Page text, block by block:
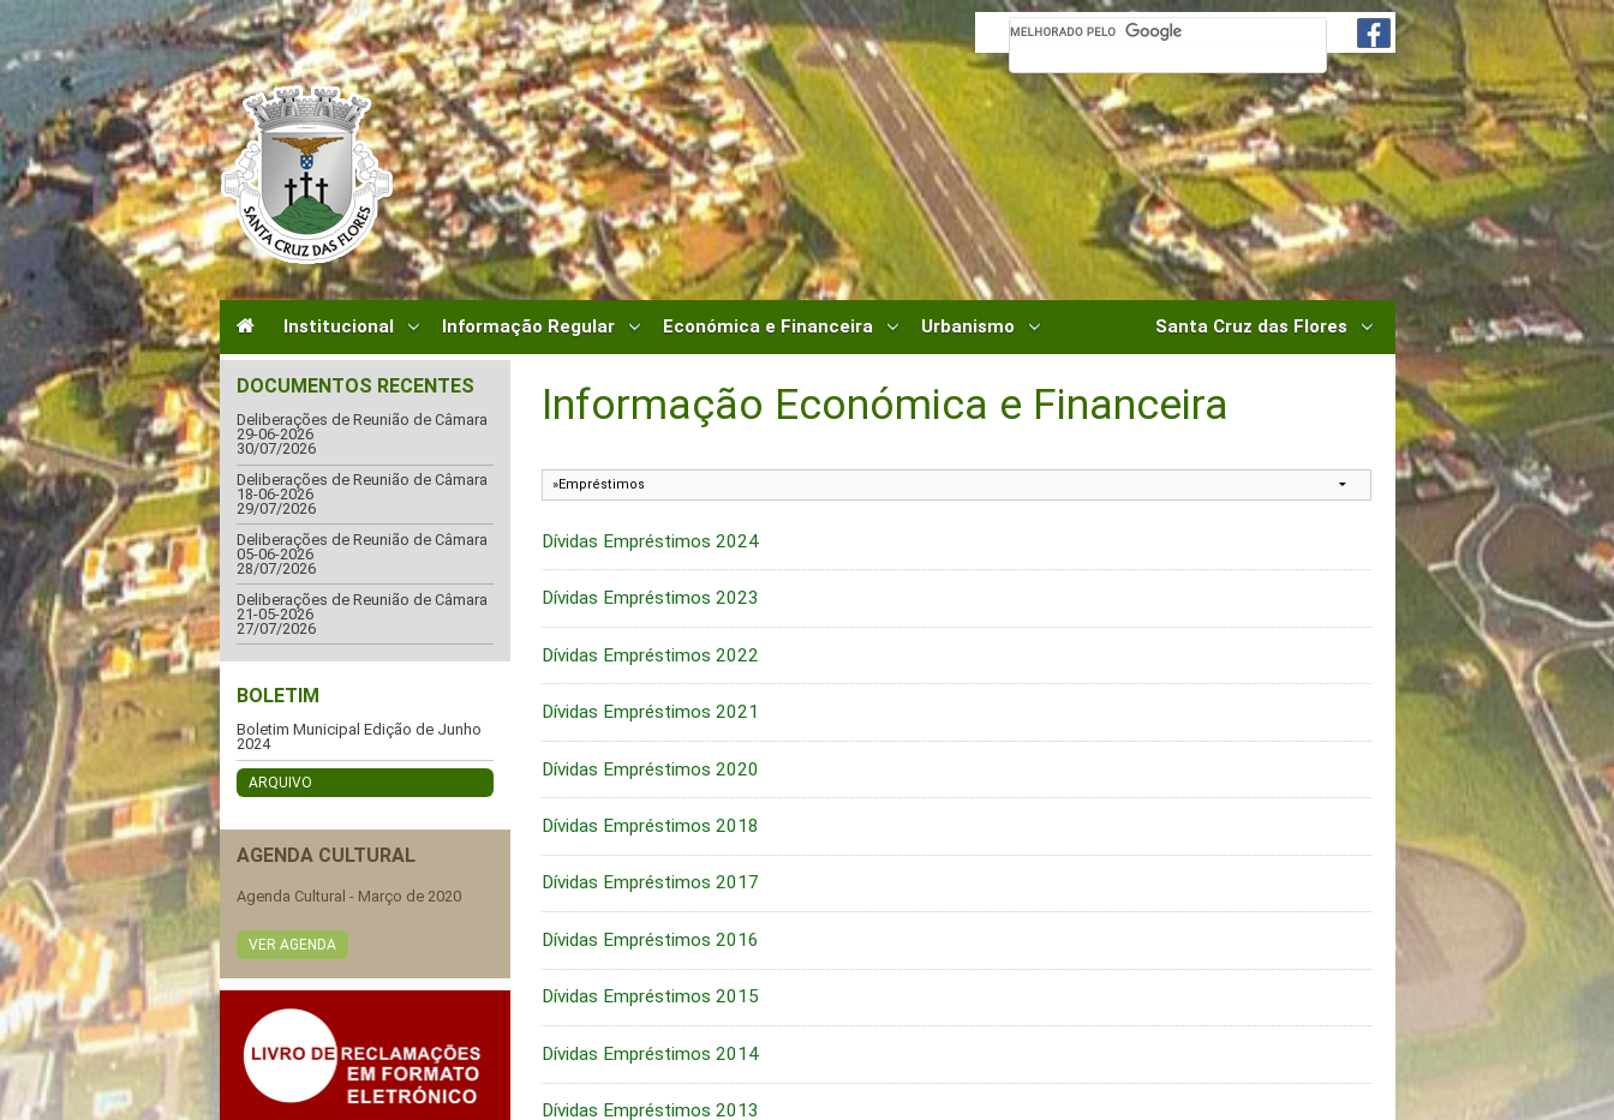
Institucional Informação Regular Económica e Financeira Urbanismo Santa Cruz das Flores
DOCUMENTOS RECENTES
Deliberações de Reunião de Câmara
29-06-2026
30/07/2026
Deliberações de Reunião de Câmara
18-06-2026
29/07/2026
Deliberações de Reunião de Câmara
05-06-2026
28/07/2026
Deliberações de Reunião de Câmara
21-05-2026
27/07/2026
BOLETIM
Boletim Municipal Edição de Junho
2024
ARQUIVO
AGENDA CULTURAL
Agenda Cultural - Março de 2020
VER AGENDA
Informação Económica e Financeira
Dívidas Empréstimos 2024
Dívidas Empréstimos 2023
Dívidas Empréstimos 2022
Dívidas Empréstimos 2021
Dívidas Empréstimos 2020
Dívidas Empréstimos 2018
Dívidas Empréstimos 2017
Dívidas Empréstimos 2016
Dívidas Empréstimos 2015
Dívidas Empréstimos 2014
Dívidas Empréstimos 2013